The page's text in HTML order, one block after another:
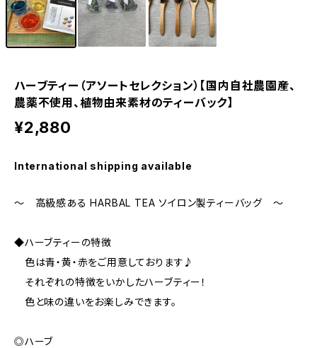
ハーブティー（アソートセレクション）【国内自社農園産、
農薬不使用、植物由来素材のティーバック】
¥2,880
International shipping available
～ 高級感ある HARBAL TEA ソイロン製ティーバッグ ～
◆ハーブティーの特徴
色は青・黄・赤をご用意しております♪
それぞれの特徴をいかしたハーブティー！
色と味の違いをお楽しみできます。
◎ハーブ